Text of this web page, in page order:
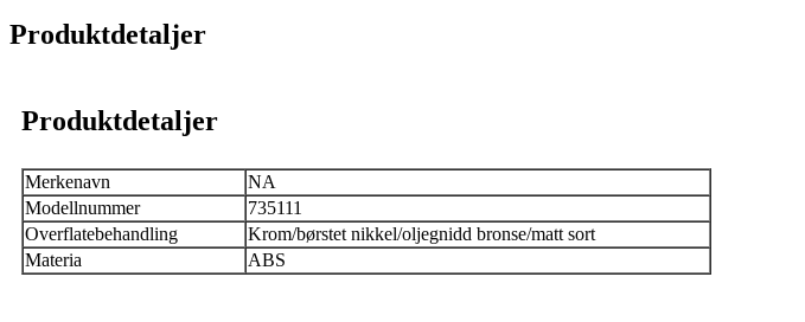
Produktdetaljer
Produktdetaljer
Merkenavn
NA
Modellnummer
735111
Overflatebehandling
Krom/børstet nikkel/oljegnidd bronse/matt sort
Materia
ABS